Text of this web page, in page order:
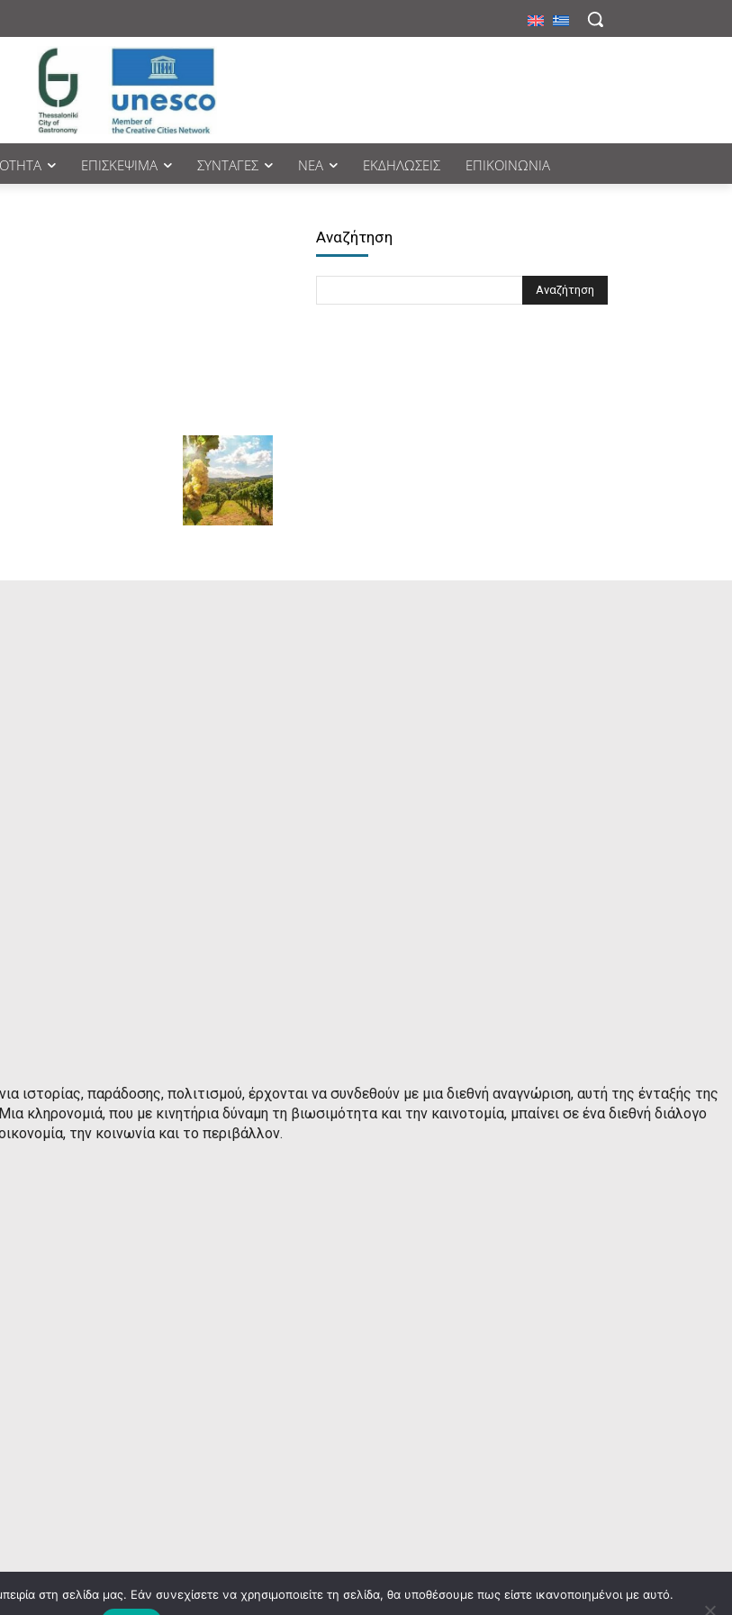
ΕΠΙΣΚΈΨΙΜΑ ΣΥΝΤΑΓΈΣ ΝΈΑ ΕΚΔΗΛΏΣΕΙΣ ΕΠΙΚΟΙΝΩΝΊΑ
Αναζήτηση
ιστορίας, παράδοσης, πολιτισμού, έρχονται να συνδεθούν με μια διεθνή αναγνώριση, αυτή της ένταξής της
κληρονομιά, που με κινητήρια δύναμη τη βιωσιμότητα και την καινοτομία, μπαίνει σε ένα διεθνή διάλογο
την κοινωνία και το περιβάλλον.
στη σελίδα μας. Εάν συνεχίσετε να χρησιμοποιείτε τη σελίδα, θα υποθέσουμε πως είστε ικανοποιημένοι με αυτό.